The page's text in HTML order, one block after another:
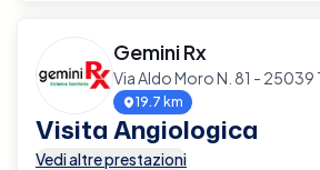
Gemini Rx
Via Aldo Moro N. 81 -
19.7 km
Visita Angiologica
Vedi altre prestazioni